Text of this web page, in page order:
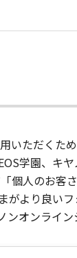
いただく
学園、キ
個人のお
より良い
オンライ